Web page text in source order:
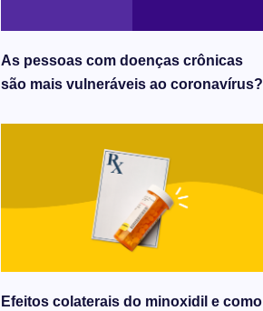
As pessoas com doenças crônicas
são mais vulneráveis ​​ao coronavírus?
Efeitos colaterais do minoxidil e como